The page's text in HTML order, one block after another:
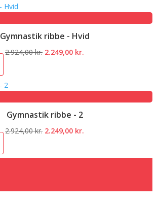
Gymnastik ribbe - Hvid
2.924,00kr. Den
2.249,00 kr.
Gymnastik ribbe - 2
2.924,00kr. Den
2.249,00 kr.